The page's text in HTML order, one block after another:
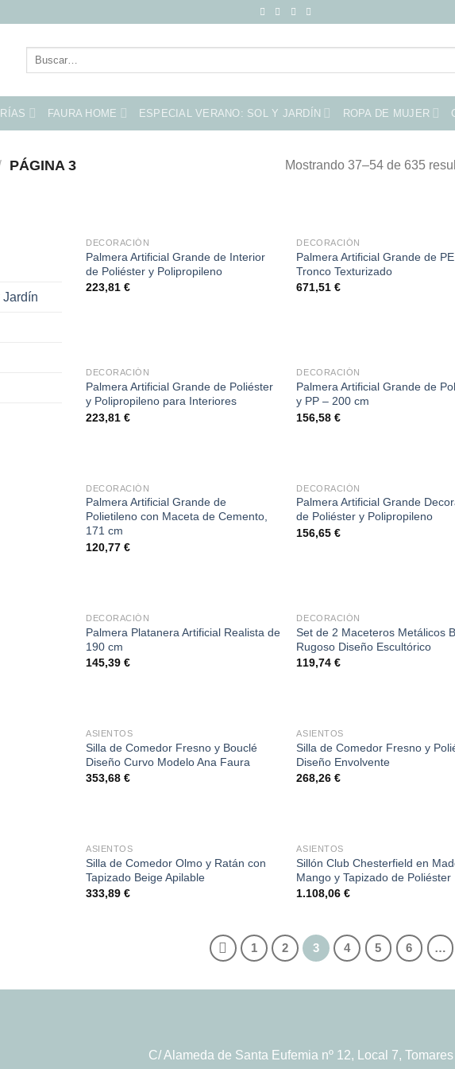
Buscar
FAURA HOME ESPECIAL VERANO: SOL Y JARDÍN ROPA DE MUJER
PÁGINA 3 Mostrando 37–54 de 635
Jardín
DECORACIÓN
Palmera Artificial Grande de Interior
de Poliéster y Polipropileno
223,81 €
DECORACIÓN
Palmera Artificial Grande de
Tronco Texturizado
671,51€
DECORACIÓN
Palmera Artificial Grande de Poliéster
y Polipropileno para Interiores
223,81 €
DECORACIÓN
Palmera Artificial Grande de
y PP – 200 cm
156,58€
DECORACIÓN
Palmera Artificial Grande de
Polietileno con Maceta de Cemento,
171 cm
120,77 €
DECORACIÓN
Palmera Artificial Grande
de Poliéster y Polipropileno
156,65€
DECORACIÓN
Palmera Platanera Artificial Realista de
190 cm
145,39 €
DECORACIÓN
Set de 2 Maceteros Metálicos
Rugoso Diseño Escultórico
119,74€
ASIENTOS
Silla de Comedor Fresno y Bouclé
Diseño Curvo Modelo Ana Faura
353,68 €
ASIENTOS
Silla de Comedor Fresno y
Diseño Envolvente
268,26€
ASIENTOS
Silla de Comedor Olmo y Ratán con
Tapizado Beige Apilable
333,89 €
ASIENTOS
Sillón Club Chesterfield en
Mango y Tapizado de Poliéster
1.108,06€
1 2 3 4 5 6 …
C/ Alameda de Santa Eufemia nº 12, Local 7,